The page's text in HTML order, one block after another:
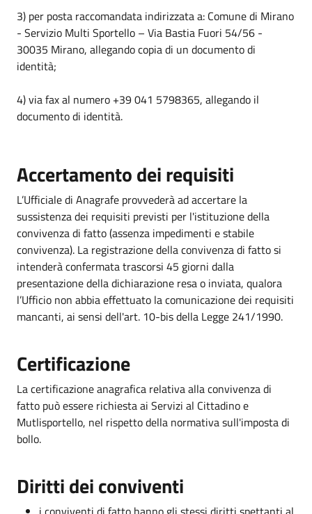
3) per posta raccomandata indirizzata a: Comune di Mirano
- Servizio Multi Sportello – Via Bastia Fuori 54/56 -
30035 Mirano, allegando copia di un documento di
identità;
4) via fax al numero +39 041 5798365, allegando il
documento di identità.
Accertamento dei requisiti
L’Ufficiale di Anagrafe provvederà ad accertare la
sussistenza dei requisiti previsti per l'istituzione della
convivenza di fatto (assenza impedimenti e stabile
convivenza). La registrazione della convivenza di fatto si
intenderà confermata trascorsi 45 giorni dalla
presentazione della dichiarazione resa o inviata, qualora
l’Ufficio non abbia effettuato la comunicazione dei requisiti
mancanti, ai sensi dell'art. 10-bis della Legge 241/1990.
Certificazione
La certificazione anagrafica relativa alla convivenza di
fatto può essere richiesta ai Servizi al Cittadino e
Mutlisportello, nel rispetto della normativa sull'imposta di
bollo.
Diritti dei conviventi